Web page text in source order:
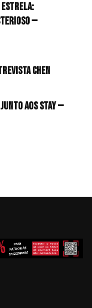
estrela:
—
CHEN
aos STAY —